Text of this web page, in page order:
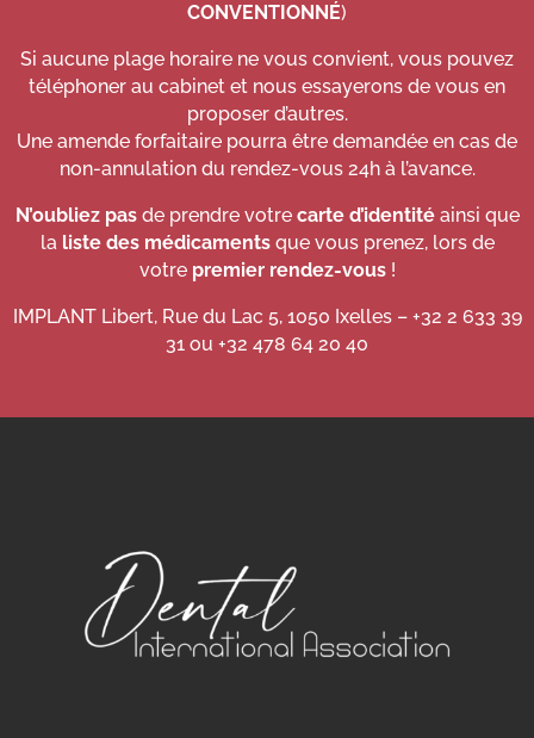
CONVENTIONNÉ)
Si aucune plage horaire ne vous convient, vous pouvez
téléphoner au cabinet et nous essayerons de vous en
proposer d’autres.
Une amende forfaitaire pourra être demandée en cas de
non-annulation du rendez-vous 24h à l’avance.
N’oubliez pasde prendre votre carte d’identitéainsi que
la liste des médicamentsque vous prenez, lors de
votre premier rendez-vous!
IMPLANT Libert, Rue du Lac 5, 1050 Ixelles – +32 2 633 39
31 ou +32 478 64 20 40